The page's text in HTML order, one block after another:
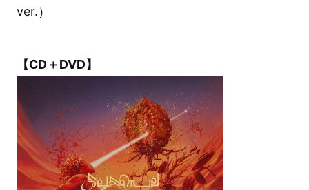
ver.）
【CD＋DVD】